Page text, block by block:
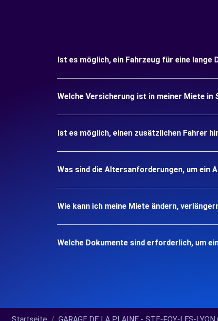
Ist es möglich, ein Fahrzeug für eine lange
Welche Versicherung ist in meiner Miete in
Ist es möglich, einen zusätzlichen Fahrer
Was sind die Altersanforderungen, um ein
Wie kann ich meine Miete ändern,
Welche Dokumente sind erforderlich, um